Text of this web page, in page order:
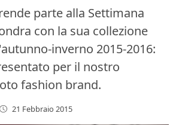
parte alla Settimana
con la sua collezione
inverno 2015-2016:
per il nostro
fashion brand.
21 Febbraio 2015